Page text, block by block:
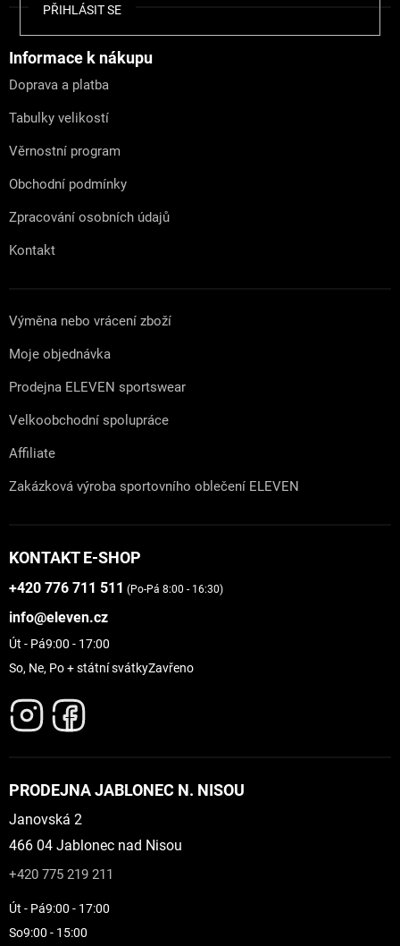
PŘIHLÁSIT SE
Informace k nákupu
Doprava a platba
Tabulky velikostí
Věrnostní program
Obchodní podmínky
Zpracování osobních údajů
Kontakt
Výměna nebo vrácení zboží
Moje objednávka
Prodejna ELEVEN sportswear
Velkoobchodní spolupráce
Affiliate
Zakázková výroba sportovního oblečení ELEVEN
KONTAKT E-SHOP
+420 776 711 511 (Po-Pá 8:00 - 16:30)
info@eleven.cz
Út - Pá9:00 - 17:00
So, Ne, Po + státní svátkyZavřeno
PRODEJNA JABLONEC N. NISOU
Janovská 2
466 04 Jablonec nad Nisou
+420 775 219 211
Út - Pá9:00 - 17:00
So9:00 - 15:00